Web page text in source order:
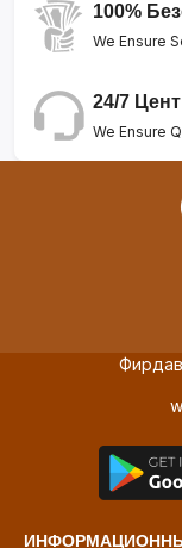
100%
We Ensure
24/7
We Ensure